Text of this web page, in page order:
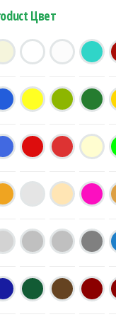
Цвет